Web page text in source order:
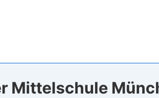
Mittelschule